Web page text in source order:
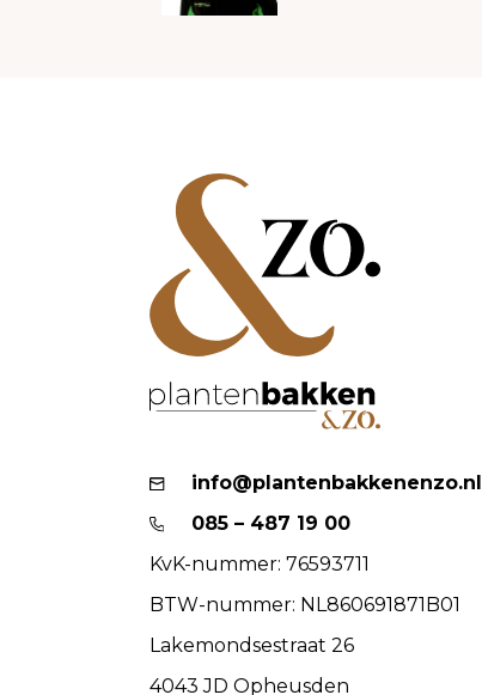
info@plantenbakkenenzo.nl
085 – 487 19 00
KvK-nummer: 76593711
BTW-nummer: NL860691871B01
Lakemondsestraat 26
4043 JD Opheusden